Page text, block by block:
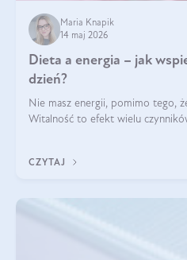
Maria Knapik
14 maj 2026
Dieta a energia – jak
dzień?
Nie masz energii, pomimo tego,
Witalność to efekt wielu
CZYTAJ